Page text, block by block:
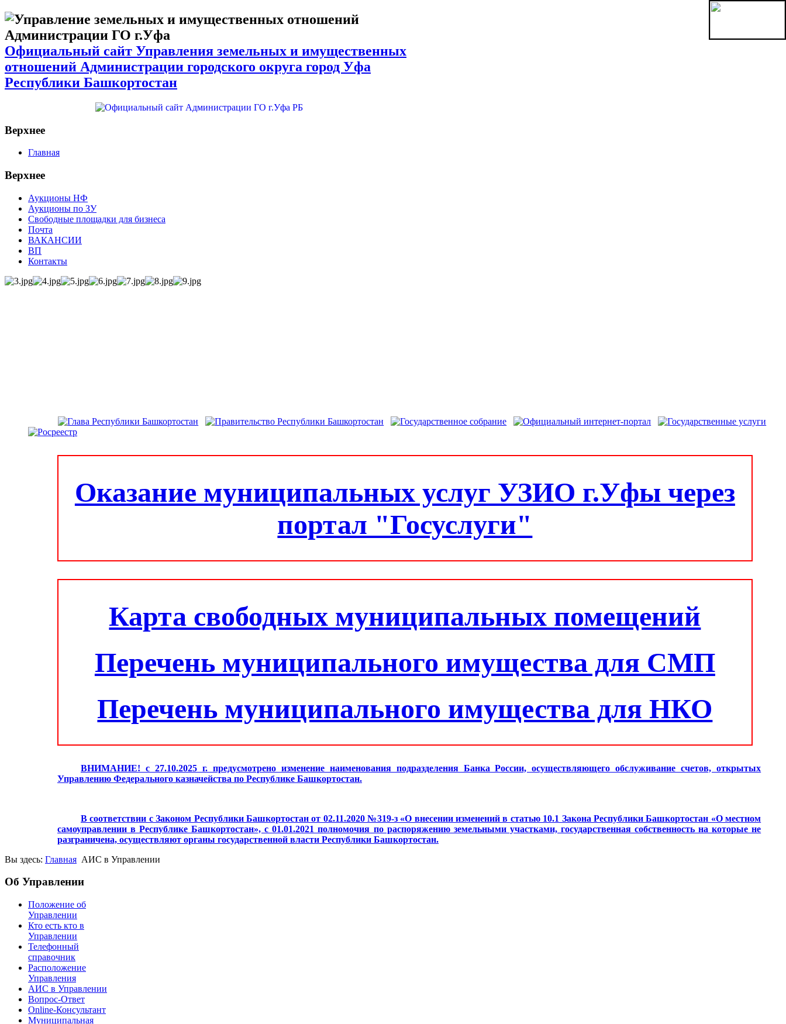
Официальный сайт Управления земельных и имущественных
отношений Администрации городского округа город Уфа
Республики Башкортостан
Верхнее
Главная
Верхнее
Аукционы НФ
Аукционы по ЗУ
Свободные площадки для бизнеса
Почта
ВАКАНСИИ
ВП
Контакты
Оказание муниципальных услуг УЗИО г.Уфы через
портал "Госуслуги"
Карта свободных муниципальных помещений
Перечень муниципального имущества для СМП
Перечень муниципального имущества для НКО
ВНИМАНИЕ! с 27.10.2025 г. предусмотрено изменение наименования подразделения Банка России, осуществляющего обслуживание счетов, открытых
Управлению Федерального казначейства по Республике Башкортостан.
В соответствии с Законом Республики Башкортостан от 02.11.2020 №319-з «О внесении изменений в статью 10.1 Закона Республики Башкортостан «О местном
самоуправлении в Республике Башкортостан», с 01.01.2021 полномочия по распоряжению земельными участками, государственная собственность на которые не
разграничена, осуществляют органы государственной власти Республики Башкортостан.
Вы здесь: Главная АИС в Управлении
Об Управлении
Положение об
Управлении
Кто есть кто в
Управлении
Телефонный
справочник
Расположение
Управления
АИС в Управлении
Вопрос-Ответ
Online-Консультант
Муниципальная